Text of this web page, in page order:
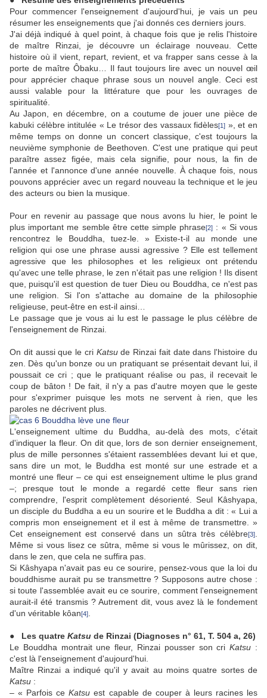
Pour commencer l'enseignement d'aujourd'hui, je vais un peu
résumer les enseignements que j'ai donnés ces derniers jours.
J'ai déjà indiqué à quel point, à chaque fois que je relis l'histoire
de maître Rinzai, je découvre un éclairage nouveau. Cette
histoire où il vient, repart, revient, et va frapper sans cesse à la
porte de maître Ôbaku… Il faut toujours lire avec un nouvel œil
pour apprécier chaque phrase sous un nouvel angle. Ceci est
aussi valable pour la littérature que pour les ouvrages de
spiritualité.
Au Japon, en décembre, on a coutume de jouer une pièce de
kabuki célèbre intitulée « Le trésor des vassaux fidèles[1] », et en
même temps on donne un concert classique, c'est toujours la
neuvième symphonie de Beethoven. C'est une pratique qui peut
paraître assez figée, mais cela signifie, pour nous, la fin de
l'année et l'annonce d'une année nouvelle. À chaque fois, nous
pouvons apprécier avec un regard nouveau la technique et le jeu
des acteurs ou bien la musique.
Pour en revenir au passage que nous avons lu hier, le point le
plus important me semble être cette simple phrase[2] : « Si vous
rencontrez le Bouddha, tuez-le. » Existe-t-il au monde une
religion qui ose une phrase aussi agressive ? Elle est tellement
agressive que les philosophes et les religieux ont prétendu
qu'avec une telle phrase, le zen n'était pas une religion ! Ils disent
que, puisqu'il est question de tuer Dieu ou Bouddha, ce n'est pas
une religion. Si l'on s'attache au domaine de la philosophie
religieuse, peut-être en est-il ainsi…
Le passage que je vous ai lu est le passage le plus célèbre de
l'enseignement de Rinzai.
On dit aussi que le cri Katsude Rinzai fait date dans l'histoire du
zen. Dès qu'un bonze ou un pratiquant se présentait devant lui, il
poussait ce cri ; que le pratiquant réalise ou pas, il recevait le
coup de bâton ! De fait, il n'y a pas d'autre moyen que le geste
pour s'exprimer puisque les mots ne servent à rien, que les
paroles ne décrivent plus.
L'enseignement ultime du Buddha, au-delà des mots, c'était
d'indiquer la fleur. On dit que, lors de son dernier enseignement,
plus de mille personnes s'étaient rassemblées devant lui et que,
sans dire un mot, le Buddha est monté sur une estrade et a
montré une fleur – ce qui est enseignement ultime le plus grand
–; presque tout le monde a regardé cette fleur sans rien
comprendre, l'esprit complètement désorienté. Seul Kâshyapa,
un disciple du Buddha a eu un sourire et le Buddha a dit : « Lui a
compris mon enseignement et il est à même de transmettre. »
Cet enseignement est conservé dans un sûtra très célèbre[3]
Même si vous lisez ce sûtra, même si vous le mûrissez, on dit,
dans le zen, que cela ne suffira pas.
Si Kâshyapa n'avait pas eu ce sourire, pensez-vous que la loi du
bouddhisme aurait pu se transmettre ? Supposons autre chose :
si toute l'assemblée avait eu ce sourire, comment l'enseignement
aurait-il été transmis ? Autrement dit, vous avez là le fondement
d'un véritable kôan[4]
● Les quatre Katsu de Rinzai (Diagnoses n° 61, T. 504 a, 26)
Le Bouddha montrait une fleur, Rinzai pousser son criKatsu :
c'est là l'enseignement d'aujourd'hui.
Maître Rinzai a indiqué qu'il y avait au moins quatre sortes de
Katsu :
– « Parfois ceKatsu est capable de couper à leurs racines les